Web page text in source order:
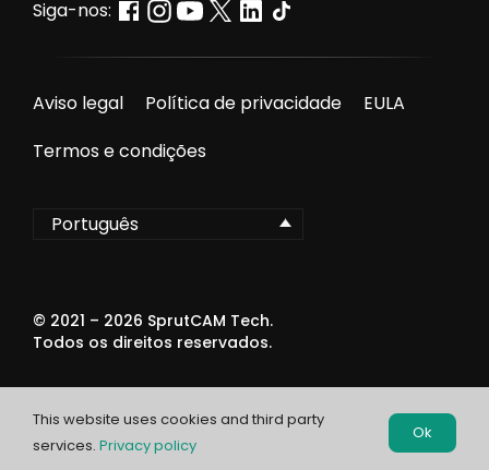
Siga-nos:
Aviso legal Política de privacidade
EULA
Termos e condições
Português
© 2021 – 2026 SprutCAM Tech.
Todos os direitos reservados.
This website uses cookies and third party
services. Privacy policy
Ok